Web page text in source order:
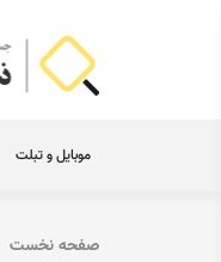
موبایل و تبلت
صفحه نخست